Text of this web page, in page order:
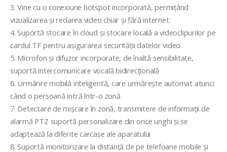
3. Vine cu o conexiune hotspot incorporată, permițând
vizualizarea și redarea video chiar și fără internet
4. Suportă stocare în cloud și stocare locală a videoclipurilor pe
cardul TF pentru asigurarea securității datelor video
5. Microfon și difuzor incorporate, de înaltă sensibilitate,
suportă intercomunicare vocală bidirecțională
6. Urmărire mobilă inteligentă, care urmărește automat atunci
când o persoană intră într-o zonă
7. Detectare de mișcare în zonă, transmitere de informații de
alarmă PTZ suportă personalizare din orice unghi și se
adaptează la diferite carcase ale aparatului
8. Suportă monitorizare la distanță de pe telefoane mobile și